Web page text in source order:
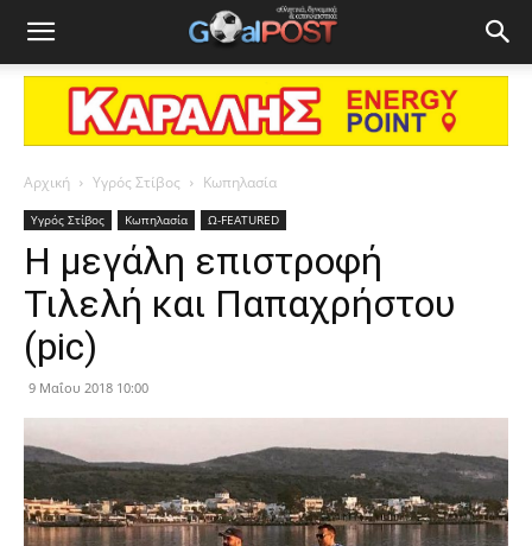
Αρχική Υγρός Στίβος Κωπηλασία
Υγρός Στίβος Κωπηλασία Ω-FEATURED
Η μεγάλη επιστροφή
Τιλελή και Παπαχρήστου
(pic)
9 Μαΐου 2018 10:00